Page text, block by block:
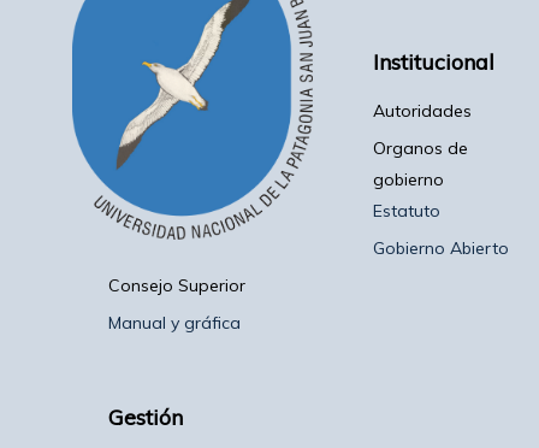
Institucional
Autoridades
Organos de
gobierno
Estatuto
Gobierno Abierto
Consejo Superior
Manual y gráfica
Gestión